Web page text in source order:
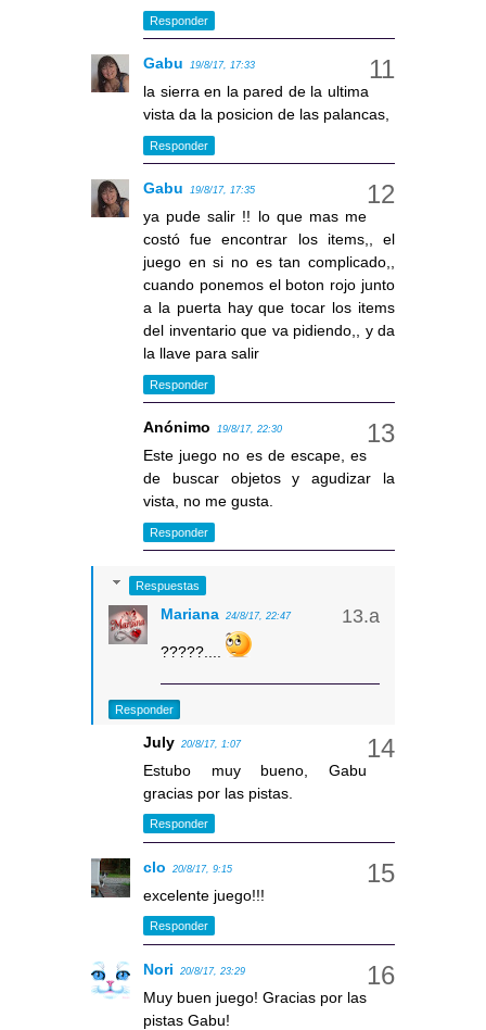
Responder
Gabu 19/8/17, 17:33
la sierra en la pared de la ultima
vista da la posicion de las palancas,
Responder
Gabu 19/8/17, 17:35
ya pude salir !! lo que mas me
costó fue encontrar los items,, el
juego en si no es tan complicado,,
cuando ponemos el boton rojo junto
a la puerta hay que tocar los items
del inventario que va pidiendo,, y da
la llave para salir
Responder
Anónimo 19/8/17, 22:30
Este juego no es de escape, es
de buscar objetos y agudizar la
vista, no me gusta.
Responder
Respuestas
Mariana 24/8/17, 22:47
?????....
Responder
July 20/8/17, 1:07
Estubo muy bueno, Gabu
gracias por las pistas.
Responder
clo 20/8/17, 9:15
excelente juego!!!
Responder
Nori 20/8/17, 23:29
Muy buen juego! Gracias por las
pistas Gabu!